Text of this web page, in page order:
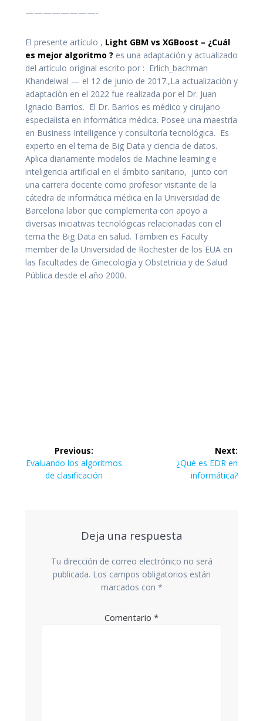
————————-
El presente artículo , Light GBM vs XGBoost – ¿Cuál
es mejor algoritmo ? es una adaptación y actualizado
del artículo original escrito por : Erlich_bachman
Khandelwal — el 12 de junio de 2017.,La actualizaciòn y
adaptaciòn en el 2022 fue realizada por el Dr. Juan
Ignacio Barrios. El Dr. Barrios es médico y cirujano
especialista en informática médica. Posee una maestría
en Business Intelligence y consultoría tecnológica. Es
experto en el tema de Big Data y ciencia de datos.
Aplica diariamente modelos de Machine learning e
inteligencia artificial en el ámbito sanitario, junto con
una carrera docente como profesor visitante de la
cátedra de informática médica en la Universidad de
Barcelona labor que complementa con apoyo a
diversas iniciativas tecnológicas relacionadas con el
tema the Big Data en salud. Tambien es Faculty
member de la Universidad de Rochester de los EUA en
las facultades de Ginecología y Obstetricia y de Salud
Pública desde el año 2000.
Navegación
de
Previous:
Previous
Evaluando los algoritmos
de clasificación
Next:
Next
post:
¿Qué es EDR en
informática?
Deja una respuesta
Tu dirección de correo electrónico no será
publicada. Los campos obligatorios están
marcados con *
Comentario *